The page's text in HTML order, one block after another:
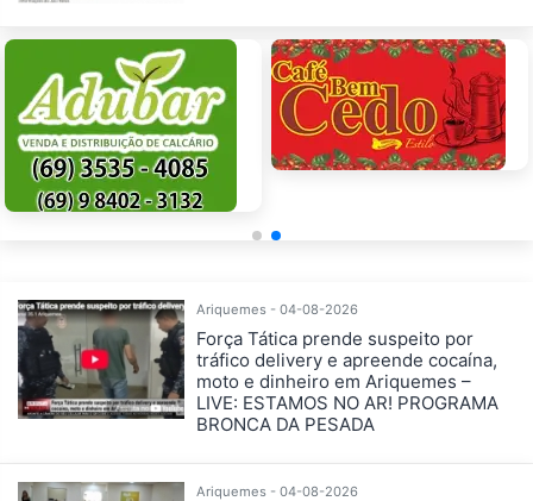
Ariquemes - 04-08-2026
Força Tática prende suspeito por
tráfico delivery e apreende cocaína,
moto e dinheiro em Ariquemes –
LIVE: ESTAMOS NO AR! PROGRAMA
BRONCA DA PESADA
Ariquemes - 04-08-2026